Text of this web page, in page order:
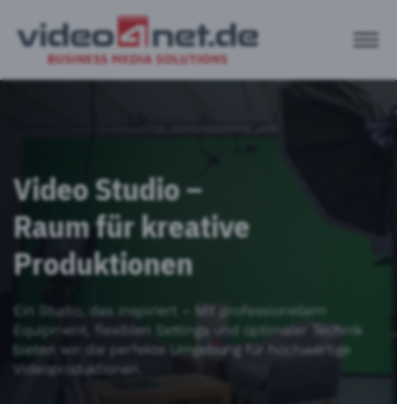
Video Studio –
Raum für kreative
Produktionen
Ein Studio, das inspiriert – Mit professionellem
Equipment, flexiblen Settings und optimaler Technik
bieten wir die perfekte Umgebung für hochwertige
Videoproduktionen.